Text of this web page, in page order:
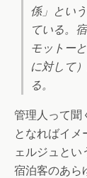
係」とい
ている。
モットー
に対して
る。
管理人って聞
となればイメ
ェルジュとい
宿泊客のあら